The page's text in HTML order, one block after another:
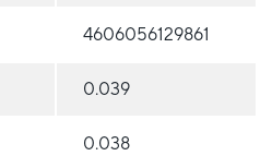
4606056129861
0.039
0.038